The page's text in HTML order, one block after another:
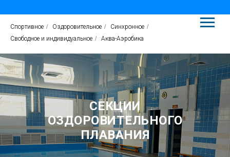
Спортивное / Оздоровительное / Синхронное /
Свободное и индивидуальное / Аква-Аэробика
СЕКЦИИ
ОЗДОРОВИТЕЛЬНОГО
ПЛАВАНИЯ